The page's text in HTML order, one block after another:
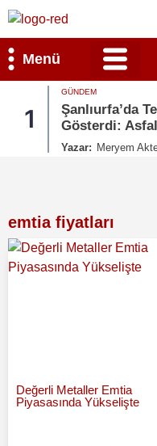
Menü
1
GÜNDEM
Şanlıurfa’da
Gösterdi:
Yazar: Meryem
emtia fiyatları
Değerli Metaller Emtia
Piyasasında Yükselişte